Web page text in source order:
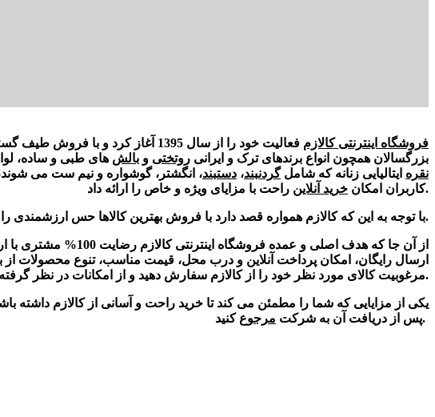
فروشگاه اینترنتی کالازم فعالیت خود را از سال 1395 آغاز کرد و با فروش طیف گسترده ای از کالاها از جمله
بزرگسالان همچون انواع برندهای ترک و ایرانی روتختی و بالش های طبی و ساده،
نقره ایتالیایی زنانه که شاملگردنبند، دستبند، انگشتر، گوشواره و نیم ست می
کاربران امکان خرید آنلاین راحت با مزایای ویژه و خاص را ارائه داد.
با توجه به این که کالازم همواره قصد دارد با فروش بهترین کالاها حس ارزشمندی را به مشتریان منتقل کند، برندهای معتبر بسیاری خواستار همکاری با سایت کالازم می باشند.
از آن جا که هدف
ارسال رایگان، امکان پرداخت آنلاین و درب محل، قیمت مناسب، تنوع محصولات از
مرغوبیت کالای مورد نظر خود را از کالازم سفارش دهید و از امکانات در نظر گرفته شده برای کاربران سایت استفاده کنید. مهم ترین رسالت کالازم ارائه ارزش به مشتریان و خدمات باکیفیت می باشد.
پس از دریافت آن به شرکت مرجوع کنید.